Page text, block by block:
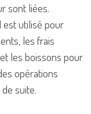
sont liées.
est utilisé pour
les frais
les boissons pour
opérations
suite.